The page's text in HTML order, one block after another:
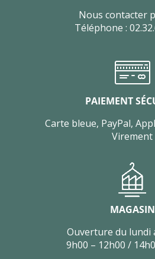
Nous contacter
Téléphone :
PAIEMENT
Carte bleue, PayPal,
Virement
MAGASIN
Ouverture du lundi
9h00 – 12h00 /